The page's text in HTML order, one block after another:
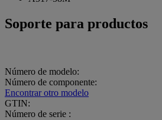
Soporte para productos
Número de modelo:
Número de componente:
Encontrar otro modelo
GTIN:
Número de serie :